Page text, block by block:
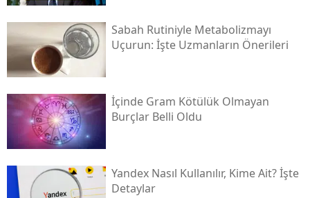
Sabah Rutiniyle Metabolizmayı
Uçurun: İşte Uzmanların Önerileri
İçinde Gram Kötülük Olmayan
Burçlar Belli Oldu
Yandex Nasıl Kullanılır, Kime Ait? İşte
Detaylar